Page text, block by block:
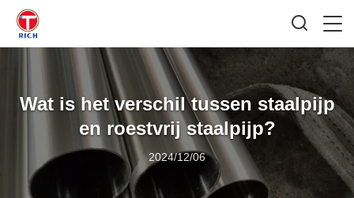
Wat is het verschil tussen staalpijp
en roestvrij staalpijp?
2024/12/06